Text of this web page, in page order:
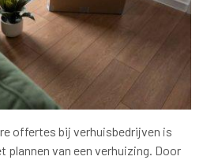
offertes bij verhuisbedrijven is
plannen van een verhuizing. Door